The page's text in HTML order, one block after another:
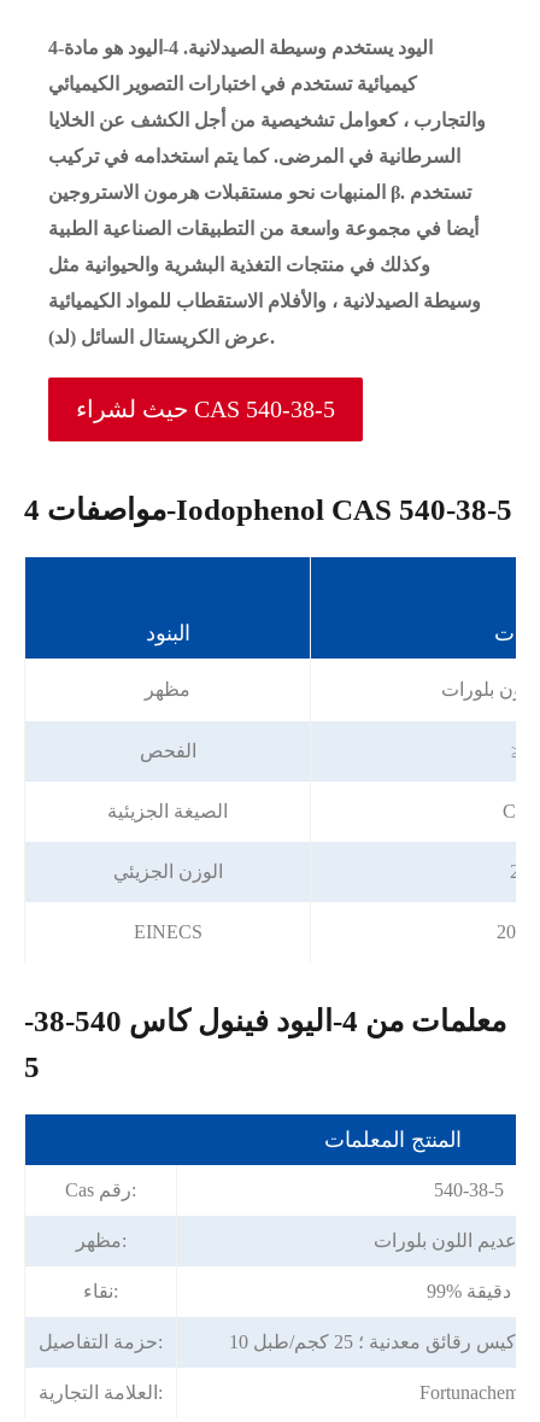
4-اليود يستخدم وسيطة الصيدلانية. 4-اليود هو مادة
كيميائية تستخدم في اختبارات التصوير الكيميائي
والتجارب ، كعوامل تشخيصية من أجل الكشف عن الخلايا
السرطانية في المرضى. كما يتم استخدامه في تركيب
المنبهات نحو مستقبلات هرمون الاستروجين β. تستخدم
أيضا في مجموعة واسعة من التطبيقات الصناعية الطبية
وكذلك في منتجات التغذية البشرية والحيوانية مثل
وسيطة الصيدلانية ، والأفلام الاستقطاب للمواد الكيميائية
عرض الكريستال السائل (لد).
حيث لشراء CAS 540-38-5
مواصفات 4-Iodophenol CAS 540-38-5
البنود
مظهر بلورات
الفحص ≥
الصيغة الجزيئية
الوزن الجزيئي
EINECS 208-
معلمات من 4-اليود فينول كاس 540-38-
5
المنتج المعلمات
Cas رقم: 540-38-5
مظهر: عديم اللون بلورات
نقاء: 99% دقيقة
حزمة التفاصيل:
العلامة التجارية: Fortunachem